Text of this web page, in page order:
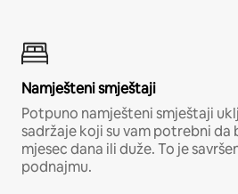
Namješteni smještaji
Potpuno namješteni smještaji
sadržaje koji su vam potrebni
mjesec dana ili duže. To je
podnajmu.